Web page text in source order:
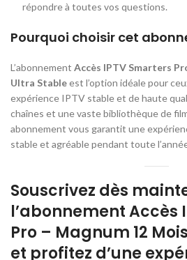
répondre à toutes vos questions.
Pourquoi choisir cet
L’abonnement Accès IPTV Smarters
Ultra Stableest l’option idéale pour
expérience IPTV stable et de haute
chaînes et une vaste bibliothèque de
abonnement vous garantit une
stable et agréable pendant toute
Souscrivez dès
l’abonnement Accès
Pro – Magnum 12
et profitez d’une